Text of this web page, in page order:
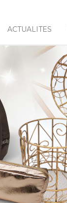
ACTUALITES